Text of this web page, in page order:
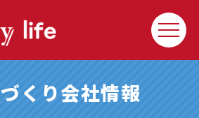
くり会社情報